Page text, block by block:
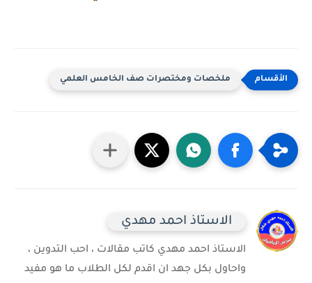
ملخصات ومختصرات صف الخامس العلمي
الاستاذ احمد مهدي
الاستاذ احمد مهدي كاتب مقالات ، احب التدوين ،
واحاول بكل جهد ان اقدم لكل الطلاب ما هو مفيد